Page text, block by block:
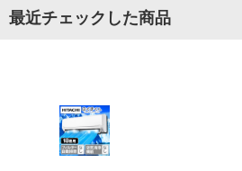
最近チェックした商品